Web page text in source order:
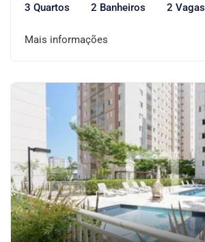
3 Quartos 2 Banheiros 2 Vagas
Mais informações